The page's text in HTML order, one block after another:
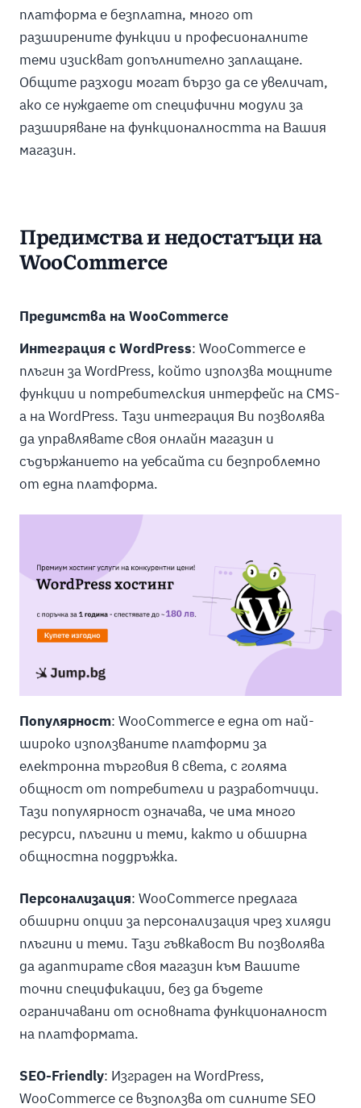
платформа е безплатна, много от
разширените функции и професионалните
теми изискват допълнително заплащане.
Общите разходи могат бързо да се увеличат,
ако се нуждаете от специфични модули за
разширяване на функционалността на Вашия
магазин.
Предимства и недостатъци на
WooCommerce
Предимства на WooCommerce
Интеграция с WordPress: WooCommerce е
плъгин за WordPress, който използва мощните
функции и потребителския интерфейс на CMS-
а на WordPress. Тази интеграция Ви позволява
да управлявате своя онлайн магазин и
съдържанието на уебсайта си безпроблемно
от една платформа.
Популярност: WooCommerce е една от най-
широко използваните платформи за
електронна търговия в света, с голяма
общност от потребители и разработчици.
Тази популярност означава, че има много
ресурси, плъгини и теми, както и обширна
общностна поддръжка.
Персонализация: WooCommerce предлага
обширни опции за персонализация чрез хиляди
плъгини и теми. Тази гъвкавост Ви позволява
да адаптирате своя магазин към Вашите
точни спецификации, без да бъдете
ограничавани от основната функционалност
на платформата.
SEO-Friendly: Изграден на WordPress,
WooCommerce се възползва от силните SEO